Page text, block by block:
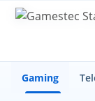
Gaming